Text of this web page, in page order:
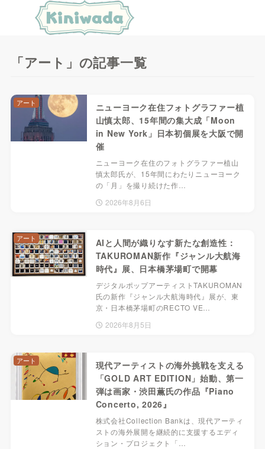
「アート」の記事一覧
ニューヨーク在住フォトグラファー植
山慎太郎、15年間の集大成「Moon
in New York」日本初個展を大阪で開
催
ニューヨーク在住のフォトグラファー植山
慎太郎氏が、15年間にわたりニューヨーク
の「月」を撮り続けた作…
2026年8月6日
アート
AIと人間が織りなす新たな創造性：
TAKUROMAN新作『ジャンル大航海
時代』展、日本橋茅場町で開幕
デジタルポップアーティストTAKUROMAN
氏の新作『ジャンル大航海時代』展が、東
京・日本橋茅場町のRECTO VE…
2026年8月5日
アート
現代アーティストの海外挑戦を支える
「GOLD ART EDITION」始動、第一
弾は画家・渋田薫氏の作品『Piano
Concerto, 2026』
株式会社Collection Bankは、現代アーティ
ストの海外展開を継続的に支援するエディ
ション・プロジェクト「…
アート